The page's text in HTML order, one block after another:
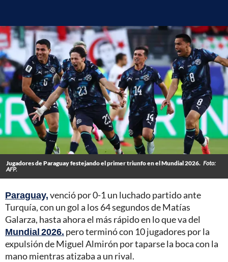
Jugadores de Paraguay festejando el primer triunfo en el Mundial 2026. Foto:
AFP.
Paraguay,venció por 0-1 un luchado partido ante
Turquía, con un gol a los 64 segundos de Matías
Galarza, hasta ahora el más rápido en lo que va del
Mundial 2026. pero terminó con 10 jugadores por la
expulsión de Miguel Almirón por taparse la boca con la
mano mientras atizaba a un rival.